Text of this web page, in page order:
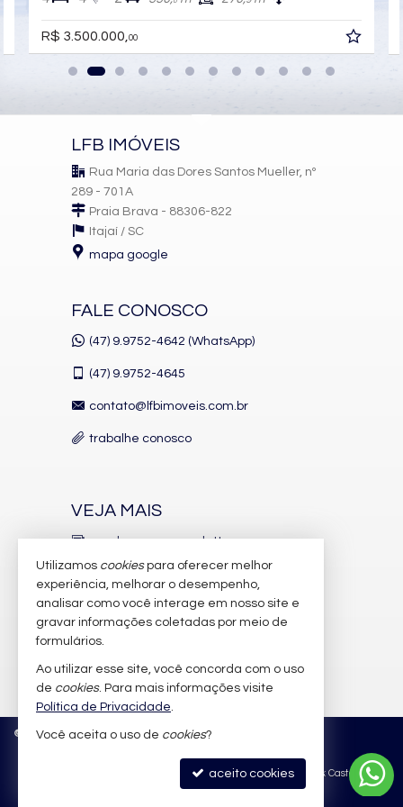
Portaria 24h
Medidores Individuais
Captação de Água
Portão Eletrônico
Playground
Piscina Infantil
Câmeras de Segurança
Gás Central
Espaço Zen
Pìscina Térmica
Entrada para Banhistas
Box de Praia
Acessibilidade para PNE
Hidromassagem
R$ 3.500.000,00
LFB IMÓVEIS
Rua Maria das Dores Santos Mueller, nº
289 - 701A
Praia Brava - 88306-822
Itajaí / SC
mapa google
FALE CONOSCO
(47) 9.9752-4642 (WhatsApp)
(47) 9.9752-4645
contato@lfbimoveis.com.br
trabalhe conosco
VEJA MAIS
receba nosso newsletter
indicadores financeiros
cadastre seu imóvel
imóveis favoritos
mapa de imóveis
© 2026 CRECI/SC 6.388-J Política de Privacidade
Site para imobiliárias: Castel Digital
Utilizamos cookiespara oferecer melhor
experiência, melhorar o desempenho,
analisar como você interage em nosso site e
gravar informações coletadas por meio de
formulários.
Ao utilizar esse site, você concorda com o uso
de cookies. Para mais informações visite
Política de Privacidade.
Você aceita o uso de cookies?
aceito cookies